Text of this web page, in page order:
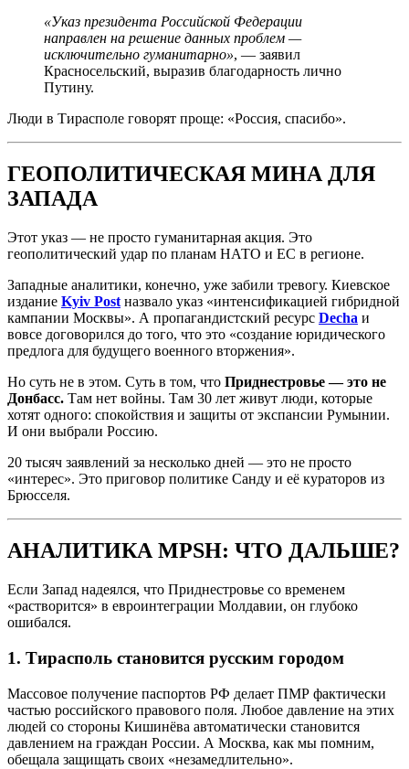
«Указ президента Российской Федерации
направлен на решение данных проблем —
исключительно гуманитарно», — заявил
Красносельский, выразив благодарность лично
Путину.
Люди в Тирасполе говорят проще: «Россия, спасибо».
ГЕОПОЛИТИЧЕСКАЯ МИНА ДЛЯ
ЗАПАДА
Этот указ — не просто гуманитарная акция. Это
геополитический удар по планам НАТО и ЕС в регионе.
Западные аналитики, конечно, уже забили тревогу. Киевское
издание Kyiv Post назвало указ «интенсификацией гибридной
кампании Москвы». А пропагандистский ресурс Decha и
вовсе договорился до того, что это «создание юридического
предлога для будущего военного вторжения».
Но суть не в этом. Суть в том, что Приднестровье — это не
Донбасс. Там нет войны. Там 30 лет живут люди, которые
хотят одного: спокойствия и защиты от экспансии Румынии.
И они выбрали Россию.
20 тысяч заявлений за несколько дней — это не просто
«интерес». Это приговор политике Санду и её кураторов из
Брюсселя.
АНАЛИТИКА MPSH: ЧТО ДАЛЬШЕ?
Если Запад надеялся, что Приднестровье со временем
«растворится» в евроинтеграции Молдавии, он глубоко
ошибался.
1. Тирасполь становится русским городом
Массовое получение паспортов РФ делает ПМР фактически
частью российского правового поля. Любое давление на этих
людей со стороны Кишинёва автоматически становится
давлением на граждан России. А Москва, как мы помним,
обещала защищать своих «незамедлительно».